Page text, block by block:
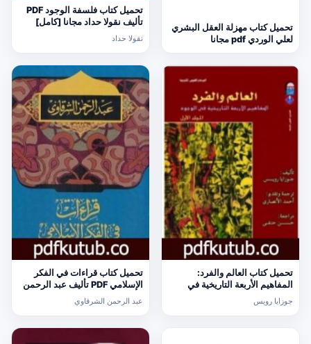
تحميل كتاب مهزلة العقل البشري
لعلي الوردي pdf مجانا
تحميل كتاب فلسفة الوجود PDF
تأليف نقولا حداد مجانا [كامل]
نقولا حداد
تحميل كتاب العالم والفرد:
المفاهيم الأربعة التاريخية في
جوزايا رويس مجانا [كامل]
جوزايا رويس
تحميل كتاب قراءات في الفكر
الإسلامي PDF تأليف عبد الرحمن
الشرقاوي مجانا [كامل]
عبد الرحمن الشرقاوي